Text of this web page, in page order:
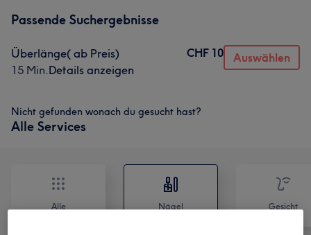
Passende Suchergebnisse
Überlänge( ab Preis)
15 Min.Details anzeigen
CHF 10 Auswählen
Nicht gefunden wonach du gesucht hast?
Alle Services
Alle Nägel Gesicht